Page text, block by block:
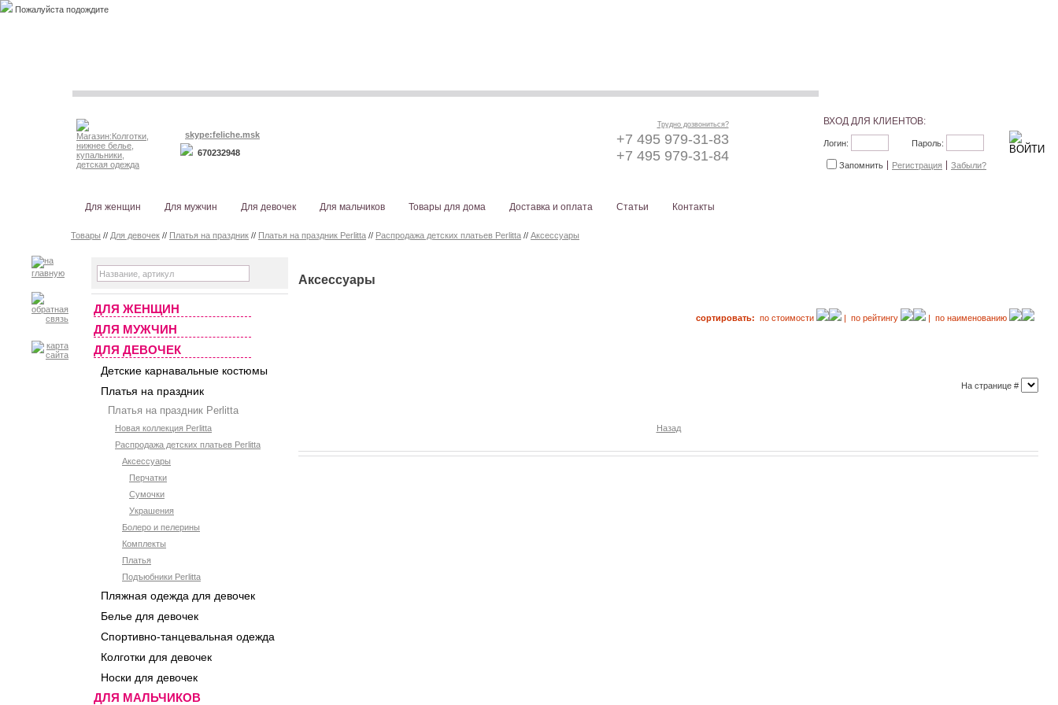
Пожалуйста подождите
skype:feliche.msk
670232948
Трудно дозвониться?
+7 495 979-31-83
+7 495 979-31-84
ВХОД ДЛЯ КЛИЕНТОВ:
Логин: Пароль:
Запомнить Регистрация Забыли?
Для женщин Для мужчин Для девочек Для мальчиков Товары для дома Доставка и оплата Статьи Контакты
Товары // Для девочек // Платья на праздник // Платья на праздник Perlitta // Распродажа детских платьев Perlitta // Аксессуары
ДЛЯ ЖЕНЩИН
ДЛЯ МУЖЧИН
ДЛЯ ДЕВОЧЕК
Детские карнавальные костюмы
Платья на праздник
Платья на праздник Perlitta
Новая коллекция Perlitta
Распродажа детских платьев Perlitta
Аксессуары
Перчатки
Сумочки
Украшения
Болеро и пелерины
Комплекты
Платья
Подъюбники Perlitta
Пляжная одежда для девочек
Белье для девочек
Спортивно-танцевальная одежда
Колготки для девочек
Носки для девочек
ДЛЯ МАЛЬЧИКОВ
Аксессуары
сортировать: по стоимости | по рейтингу | по наименованию
На странице #
Назад